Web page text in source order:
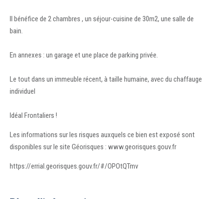
Il bénéfice de 2 chambres , un séjour-cuisine de 30m2, une salle de
bain.
En annexes : un garage et une place de parking privée.
Le tout dans un immeuble récent, à taille humaine, avec du chaffauge
individuel
Idéal Frontaliers !
Les informations sur les risques auxquels ce bien est exposé sont
disponibles sur le site Géorisques : www.georisques.gouv.fr
https://errial.georisques.gouv.fr/#/OPOtQTmv